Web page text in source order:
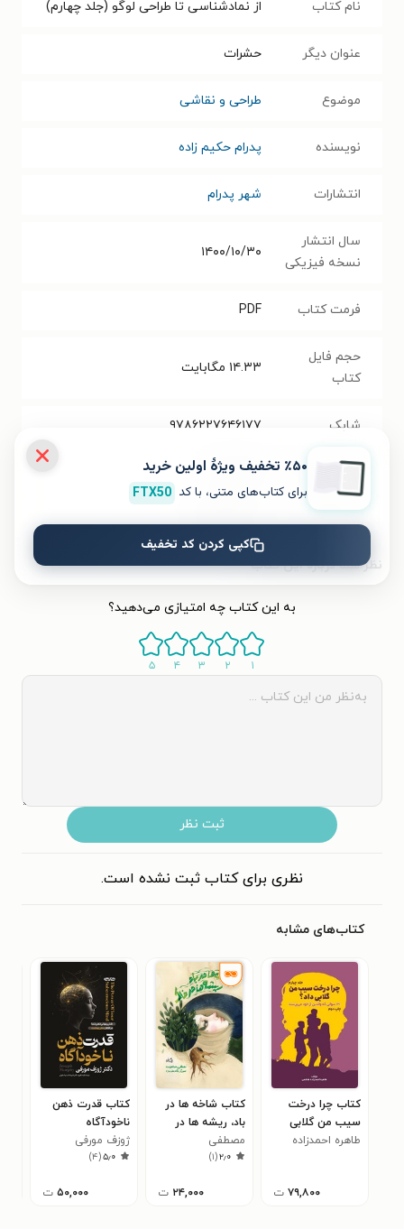
نام کتاب از نمادشناسی تا طراحی لوگو (جلد چهارم)
عنوان دیگر حشرات
موضوع طراحی و نقاشی
نویسنده پدرام حکیم زاده
انتشارات شهر پدرام
سال انتشار
نسخه فیزیکی
۱۴۰۰/۱۰/۳۰
فرمت کتاب PDF
حجم فایل
کتاب
۱۴.۳۳ مگابایت
شابک ۹۷۸۶۲۲۷۶۴۶۱۷۷
تعداد صفحه‌ها ۱۱۵ صفحه
نظر شما دربارهٔ این کتاب
به این کتاب چه امتیازی می‌دهید؟
۱ ۲ ۳ ۴ ۵
ثبت نظر
نظری برای کتاب ثبت نشده است.
کتاب‌های مشابه
کتاب چرا درخت
سیب من گلابی
داد؟ (جلد چهارم)
طاهره احمدزاده
۷۹,۸۰۰ ت
کتاب شاخه ها در
باد، ریشه ها در
خاک
مصطفی
رحماندوست
۲٫۰(۱)
۲۴,۰۰۰ ت
کتاب قدرت ذهن
ناخودآگاه
ژوزف مورفی
۵٫۰(۴)
۵۰,۰۰۰ ت
٪۵۰ تخفیف ویژۀ اولین خرید
برای کتاب‌های متنی، با کد FTX50
کپی کردن کد تخفیف